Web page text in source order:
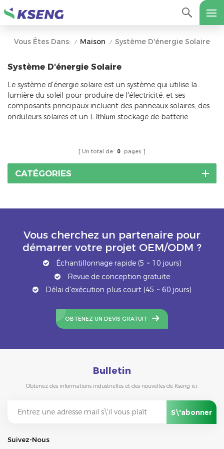
Vous Êtes Dans: / Maison / Système D'énergie Solaire
Système D'énergie Solaire
Le système d'énergie solaire est un système qui utilise la
lumière du soleil pour produire de l'électricité, et ses
composants principaux incluent des panneaux solaires, des
onduleurs solaires et un L ithium stockage de batterie
Un total de 0 pages
CATÉGORIES
Vous cherchez un partenaire pour
démarrer votre projet OEM/ODM ?
Échantillonnage rapide (5 ~ 10 jours)
Revue de conception gratuite
Délai d'exécution plus court (45 ~ 60 jours)
OBTENEZ UN DEVIS GRATUIT
Bulletin
Obtenez des informations industrielles et des nouvelles de Kseng ici.
Suivez-Nous